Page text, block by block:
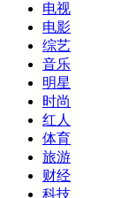
电视
电影
综艺
音乐
明星
时尚
红人
体育
旅游
财经
科技